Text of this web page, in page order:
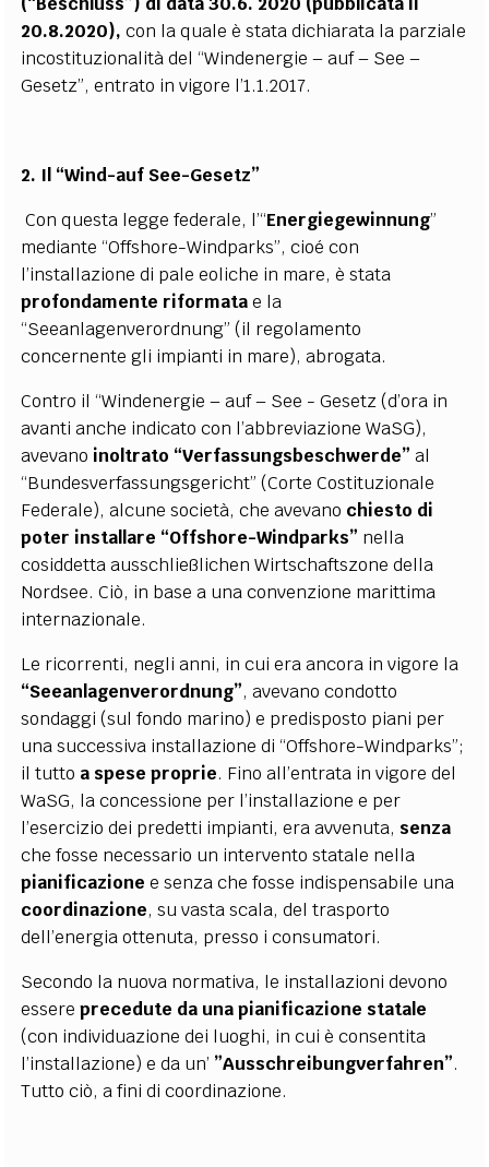
20.8.2020), con la quale è stata dichiarata la parziale
incostituzionalità del “Windenergie – auf – See –
Gesetz”, entrato in vigore l’1.1.2017.
2. Il “Wind-auf See-Gesetz”
Con questa legge federale, l’“Energiegewinnung”
mediante “Offshore-Windparks”, cioé con
l’installazione di pale eoliche in mare, è stata
profondamente riformatae la
“Seeanlagenverordnung” (il regolamento
concernente gli impianti in mare), abrogata.
Contro il “Windenergie – auf – See - Gesetz (d’ora in
avanti anche indicato con l’abbreviazione WaSG),
avevano inoltrato “Verfassungsbeschwerde” al
“Bundesverfassungsgericht” (Corte Costituzionale
Federale), alcune società, che avevano chiesto di
poter installare “Offshore-Windparks” nella
cosiddetta ausschließlichen Wirtschaftszone della
Nordsee. Ciò, in base a una convenzione marittima
internazionale.
Le ricorrenti, negli anni, in cui era ancora in vigore la
“Seeanlagenverordnung”, avevano condotto
sondaggi (sul fondo marino) e predisposto piani per
una successiva installazione di “Offshore-Windparks”;
il tutto a spese proprie. Fino all’entrata in vigore del
WaSG, la concessione per l’installazione e per
l’esercizio dei predetti impianti, era avvenuta, senza
che fosse necessario un intervento statale nella
pianificazione e senza che fosse indispensabile una
coordinazione, su vasta scala, del trasporto
dell’energia ottenuta, presso i consumatori.
Secondo la nuova normativa, le installazioni devono
essereprecedute da una pianificazione statale
(con individuazione dei luoghi, in cui è consentita
l’installazione) e da un’ ”Ausschreibungverfahren”.
Tutto ciò, a fini di coordinazione.